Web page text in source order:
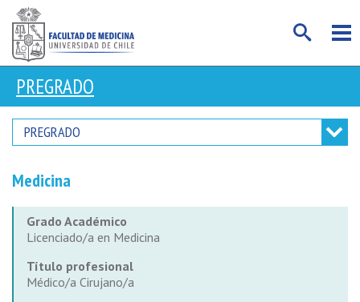
PREGRADO
PREGRADO
Medicina
Grado Académico
Licenciado/a en Medicina
Título profesional
Médico/a Cirujano/a